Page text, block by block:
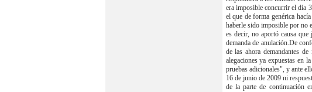
era imposible concurrir el día
el que de forma genérica
haberle sido imposible por no
es decir, no aportó causa
demanda de anulación.De
de las ahora demandantes
alegaciones ya expuestas en
pruebas adicionales", y ante
16 de junio de 2009 ni
de la parte de continuación